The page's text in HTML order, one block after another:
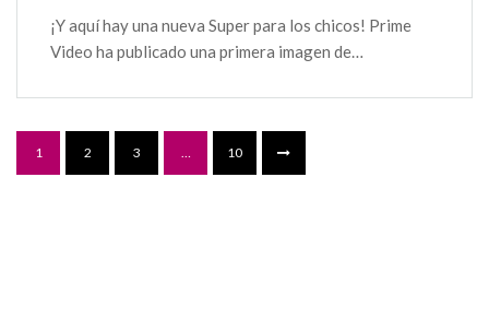
¡Y aquí hay una nueva Super para los chicos! Prime
Video ha publicado una primera imagen de…
1 2 3 … 10